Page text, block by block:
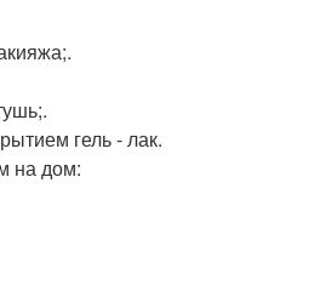
гель - лак.
на дом: